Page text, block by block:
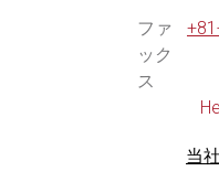
ファ
ック
ス
当